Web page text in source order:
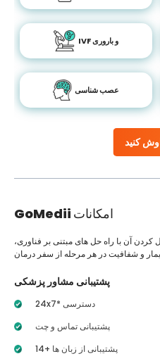
کنید
IVF و باروری
عصب شناسی
GoMedii امکانات
کردن آن با راه حل های مبتنی بر فناوری،
پشتیبانی مشاور پزشکی
24x7* دسترسی
پشتیبانی تماس و چت
14+ پشتیبانی از زبان ها